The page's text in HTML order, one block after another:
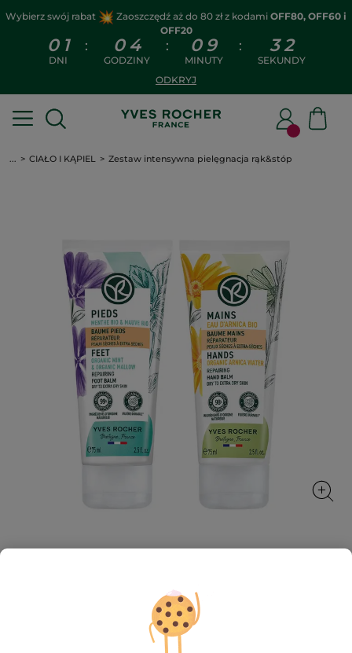
Wybierz swój rabat Zaoszczędź aż do 80 zł z kodami OFF80, OFF60 i
OFF20
0 1
DNI
: 0 4
GODZINY
: 0 9
MINUTY
: 31
SEKUNDY
ODKRYJ
... CIAŁO I KĄPIEL Zestaw intensywna pielęgnacja rąk&stóp
Zestaw intensywna pielęgnacja
rąk&stóp
★★★★★
★★★★★ DODAJ RECENZJĘ